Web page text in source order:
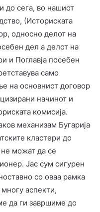
до сега, во нашиот
(Историската
односно делот на
дел а делот на
и Поглавја посебен
само
на основниот договор
начинот и
комисија.
механизам Бугарија
кластери до
не можат да се
Јас сум сигурен
со оваа рамка
аспекти,
да ги завршиме до